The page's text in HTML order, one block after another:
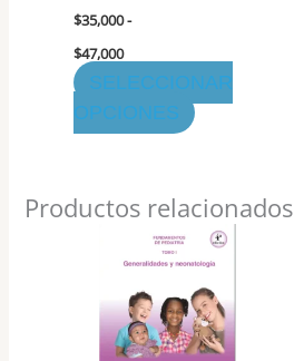
$35,000-
$47,000
SELECCIONAR
OPCIONES
elegir
en
la
página
de
Productos relacionados